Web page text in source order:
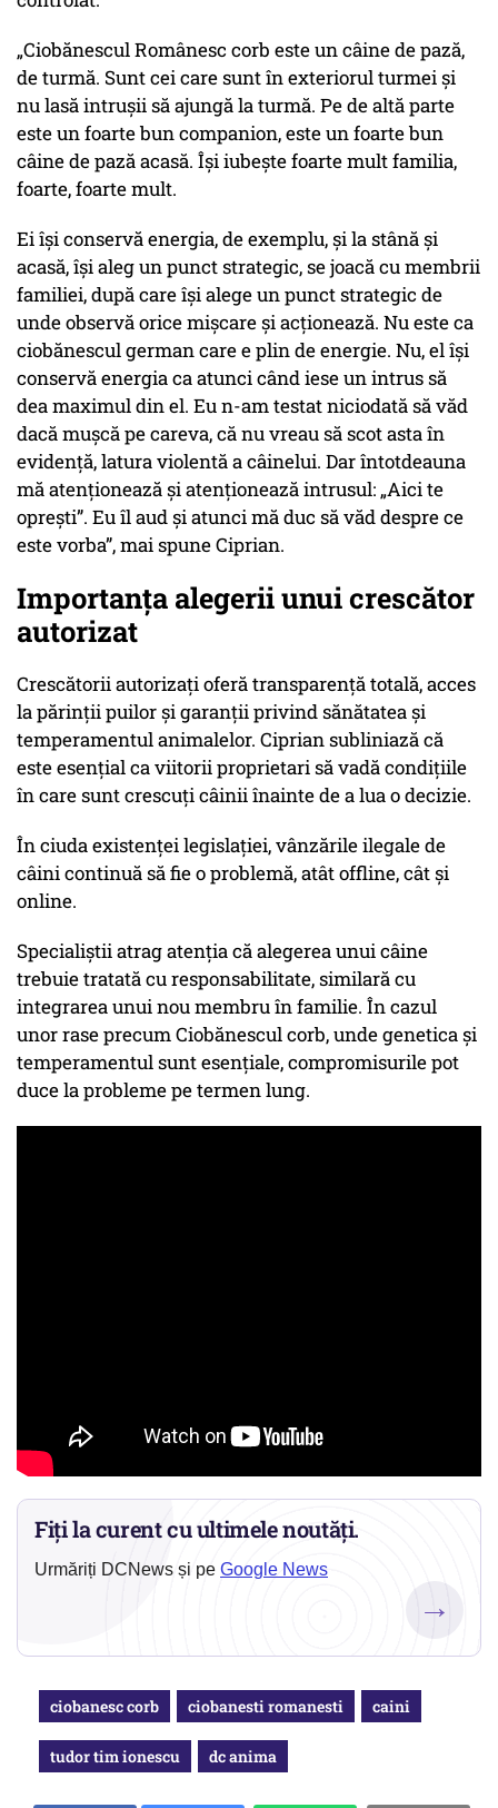
„Ciobănescul Românesc corb este un câine de pază,
de turmă. Sunt cei care sunt în exteriorul turmei și
nu lasă intrușii să ajungă la turmă. Pe de altă parte
este un foarte bun companion, este un foarte bun
câine de pază acasă. Își iubește foarte mult familia,
foarte, foarte mult.
Ei își conservă energia, de exemplu, și la stână și
acasă, își aleg un punct strategic, se joacă cu membrii
familiei, după care își alege un punct strategic de
unde observă orice mișcare și acționează. Nu este ca
ciobănescul german care e plin de energie. Nu, el își
conservă energia ca atunci când iese un intrus să
dea maximul din el. Eu n-am testat niciodată să văd
dacă mușcă pe careva, că nu vreau să scot asta în
evidență, latura violentă a câinelui. Dar întotdeauna
mă atenționează și atenționează intrusul: „Aici te
oprești”. Eu îl aud și atunci mă duc să văd despre ce
este vorba”, mai spune Ciprian.
Importanța alegerii unui crescător
autorizat
Crescătorii autorizați oferă transparență totală, acces
la părinții puilor și garanții privind sănătatea și
temperamentul animalelor. Ciprian subliniază că
este esențial ca viitorii proprietari să vadă condițiile
în care sunt crescuți câinii înainte de a lua o decizie.
În ciuda existenței legislației, vânzările ilegale de
câini continuă să fie o problemă, atât offline, cât și
online.
Specialiștii atrag atenția că alegerea unui câine
trebuie tratată cu responsabilitate, similară cu
integrarea unui nou membru în familie. În cazul
unor rase precum Ciobănescul corb, unde genetica și
temperamentul sunt esențiale, compromisurile pot
duce la probleme pe termen lung.
Fiți la curent cu ultimele noutăți.
Urmăriți DCNews și pe Google News
→
ciobanesc corb ciobanesti romanesti caini
tudor tim ionescu dc anima